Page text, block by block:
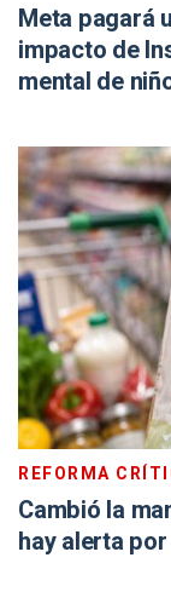
Meta pagará
impacto de
mental de
REFORMA
Cambió la
hay alerta